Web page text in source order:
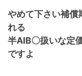
やめて下さい補償
れる
半AIB〇扱いな定
ですよ